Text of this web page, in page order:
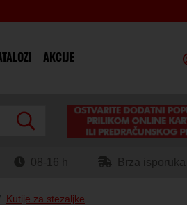
AKCIJE
08-16 h Brza isporuka
Kutije za stezaljke